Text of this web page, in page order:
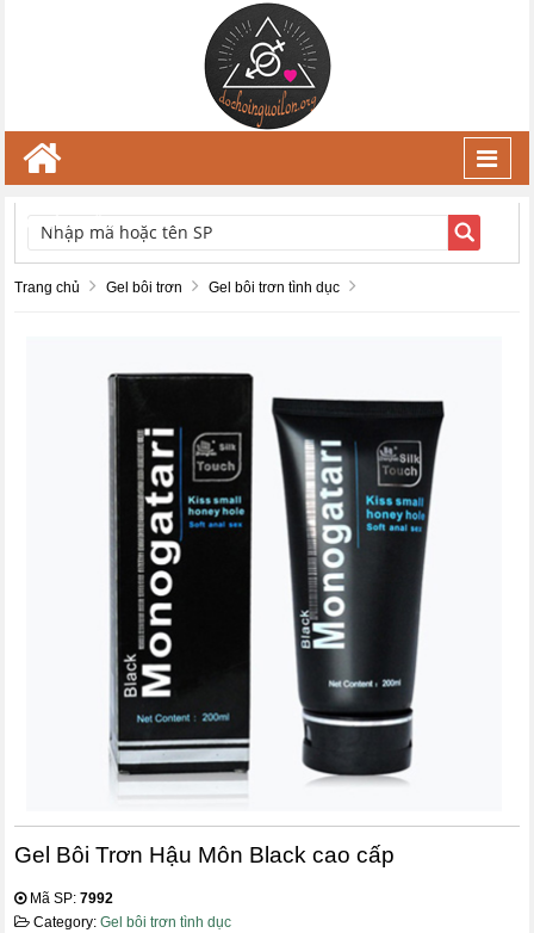
TÌM KIẾM
Trang chủ Gel bôi trơn Gel bôi trơn tình dục
Gel Bôi Trơn Hậu Môn Black cao cấp
Mã SP:7992
Category:Gel bôi trơn tình dục